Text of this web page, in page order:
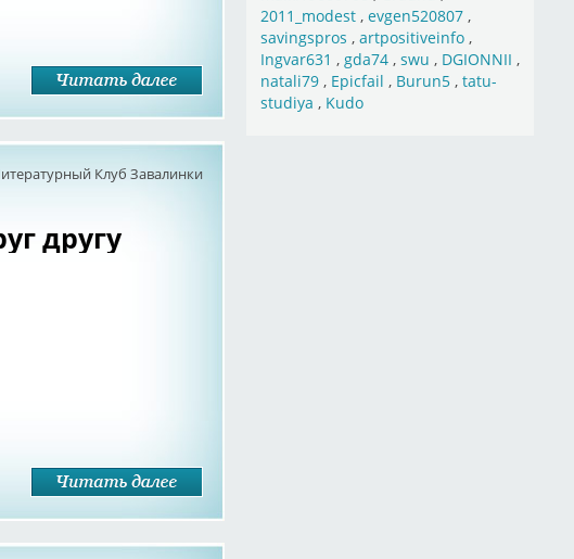
Клуб Завалинки
другу
2011_modest, evgen520807,
savingspros , artpositiveinfo,
Ingvar631 , gda74, swu , DGIONNII ,
natali79, Epicfail , Burun5, tatu-
studiya , Kudo